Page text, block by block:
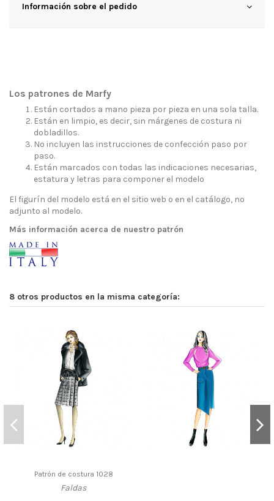
Información sobre el pedido
Los patrones de Marfy
Están cortados a mano pieza por pieza en una sola talla.
Están en limpio, es decir, sin márgenes de costura ni
dobladillos.
No incluyen las instrucciones de confección paso por
paso.
Están marcados con todas las indicaciones necesarias,
estatura y letras para componer el modelo
El figurín del modelo está en el sitio web o en el catálogo, no
adjunto al modelo.
Más información acerca de nuestro patrón
8 otros productos en la misma categoría:
Patrón de costura 1028
Faldas